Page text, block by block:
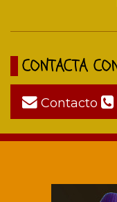
CONTACTA
Contacto